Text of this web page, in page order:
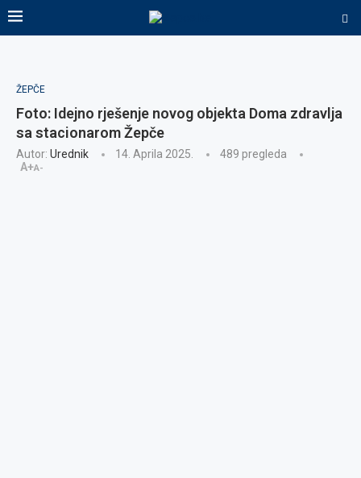
ŽEPČE
Foto: Idejno rješenje novog objekta Doma zdravlja
sa stacionarom Žepče
Autor: Urednik 14. Aprila 2025. 489 pregleda
A+A-